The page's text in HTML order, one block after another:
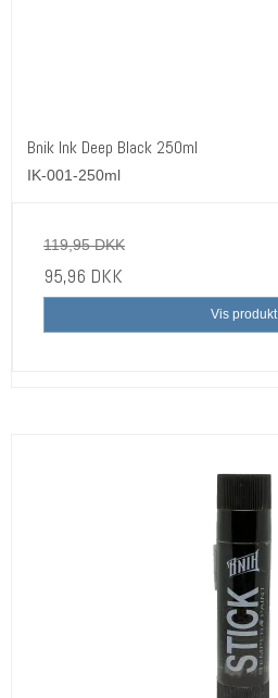
Bnik Ink Deep Black 250ml
IK-001-250ml
119,95 DKK
95,96 DKK
Vis produkt